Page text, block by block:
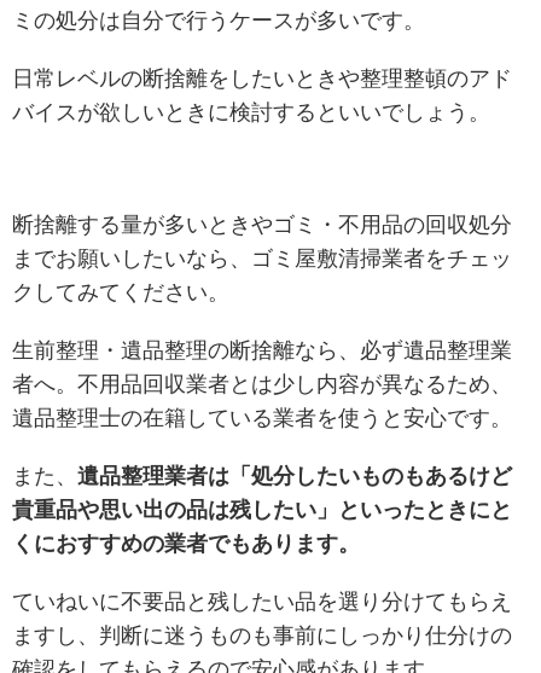
ミの処分は自分で行うケースが多いです。
日常レベルの断捨離をしたいときや整理整頓のアド
バイスが欲しいときに検討するといいでしょう。
断捨離する量が多いときやゴミ・不用品の回収処分
までお願いしたいなら、ゴミ屋敷清掃業者をチェッ
クしてみてください。
生前整理・遺品整理の断捨離なら、必ず遺品整理業
者へ。不用品回収業者とは少し内容が異なるため、
遺品整理士の在籍している業者を使うと安心です。
また、 遺品整理業者は「処分したいものもあるけど
貴重品や思い出の品は残したい」といったときにと
くにおすすめの業者でもあります。
ていねいに不要品と残したい品を選り分けてもらえ
ますし、判断に迷うものも事前にしっかり仕分けの